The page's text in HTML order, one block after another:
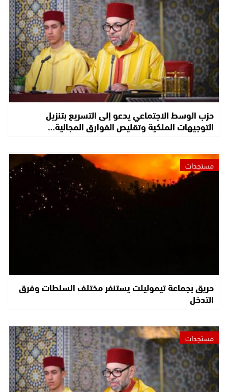
حزب الوسط الاجتماعي يدعو إلى التسريع بتنزيل
التوجيهات الملكية وتقليص الفوارق المجالية…
مستجدات
حريق بجماعة تيموليلت يستنفر مختلف السلطات وفرق
التدخل
مستجدات